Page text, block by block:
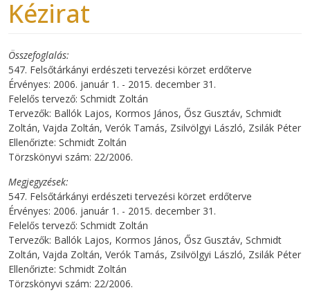
Kézirat
Összefoglalás
547. Felsőtárkányi erdészeti tervezési körzet erdőterve
Érvényes: 2006. január 1. - 2015. december 31.
Felelős tervező: Schmidt Zoltán
Tervezők: Ballók Lajos, Kormos János, Ősz Gusztáv, Schmidt
Zoltán, Vajda Zoltán, Verók Tamás, Zsilvölgyi László, Zsilák Péter
Ellenőrizte: Schmidt Zoltán
Törzskönyvi szám: 22/2006.
Megjegyzések
547. Felsőtárkányi erdészeti tervezési körzet erdőterve
Érvényes: 2006. január 1. - 2015. december 31.
Felelős tervező: Schmidt Zoltán
Tervezők: Ballók Lajos, Kormos János, Ősz Gusztáv, Schmidt
Zoltán, Vajda Zoltán, Verók Tamás, Zsilvölgyi László, Zsilák Péter
Ellenőrizte: Schmidt Zoltán
Törzskönyvi szám: 22/2006.